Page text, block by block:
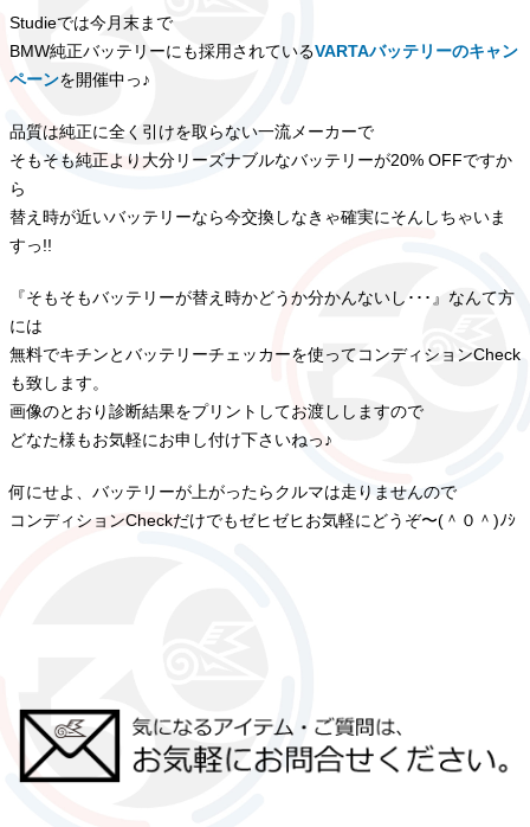
Studieでは今月末まで
BMW純正バッテリーにも採用されているVARTAバッテリーのキャン
ペーンを開催中っ♪
品質は純正に全く引けを取らない一流メーカーで
そもそも純正より大分リーズナブルなバッテリーが20% OFFですか
ら
替え時が近いバッテリーなら今交換しなきゃ確実にそんしちゃいま
すっ!!
『そもそもバッテリーが替え時かどうか分かんないし･･･』なんて方
には
無料でキチンとバッテリーチェッカーを使ってコンディションCheck
も致します。
画像のとおり診断結果をプリントしてお渡ししますので
どなた様もお気軽にお申し付け下さいねっ♪
何にせよ、バッテリーが上がったらクルマは走りませんので
コンディションCheckだけでもゼヒゼヒお気軽にどうぞ〜(＾０＾)ﾉｼ